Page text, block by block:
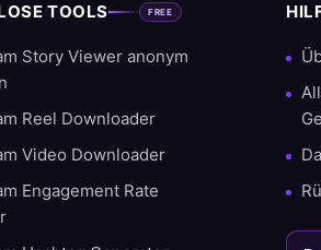
Bestellungen und einem hohen
TOOLS FREE
Story Viewer anonym
Reel Downloader
Video Downloader
Engagement Rate